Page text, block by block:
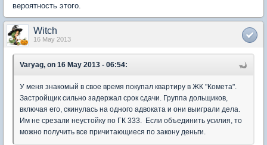
вероятность этого.
Witch
16 May 2013
Varyag, on 16 May 2013 - 06:54:
У меня знакомый в свое время покупал квартиру в ЖК "Комета".
Застройщик сильно задержал срок сдачи. Группа дольщиков,
включая его, скинулась на одного адвоката и они выиграли дела.
Им не срезали неустойку по ГК 333. Если объединить усилия, то
можно получить все причитающиеся по закону деньги.